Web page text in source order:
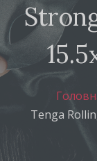
Tenga